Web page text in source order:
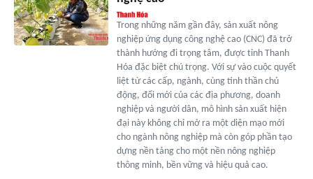
Trong những năm gần đây, sản xuất nông
nghiệp ứng dụng công nghệ cao (CNC) đã trở
thành hướng đi trọng tâm, được tỉnh Thanh
Hóa đặc biệt chú trọng. Với sự vào cuộc quyết
liệt từ các cấp, ngành, cùng tinh thần chủ
động, đổi mới của các địa phương, doanh
nghiệp và người dân, mô hình sản xuất hiện
đại này không chỉ mở ra một diện mạo mới
cho ngành nông nghiệp mà còn góp phần tạo
dựng nền tảng cho một nền nông nghiệp
thông minh, bền vững và hiệu quả cao.